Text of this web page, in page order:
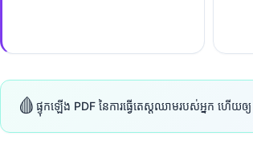
🩸 ផ្ទុកឡើង PDF នៃការធ្វើតេស្តឈាមរបស់អ្នក ហើ